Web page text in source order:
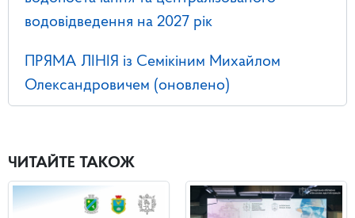
водовідведення на 2027 рік
ПРЯМА ЛІНІЯ із Семікіним Михайлом
Олександровичем (оновлено)
ЧИТАЙТЕ ТАКОЖ